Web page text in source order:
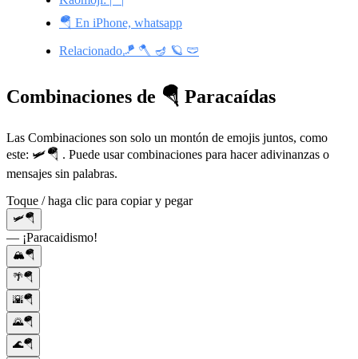
🪂 En iPhone, whatsapp
Relacionado🪁 🪓 🪔 🪐 🩲
Combinaciones de 🪂 Paracaídas
Las Combinaciones son solo un montón de emojis juntos, como
este: 🛩️🪂 . Puede usar combinaciones para hacer adivinanzas o
mensajes sin palabras.
Toque / haga clic para copiar y pegar
🛩️🪂
— ¡Paracaidismo!
🏔️🪂
🌴🪂
🌇🪂
🌄🪂
🌊🪂